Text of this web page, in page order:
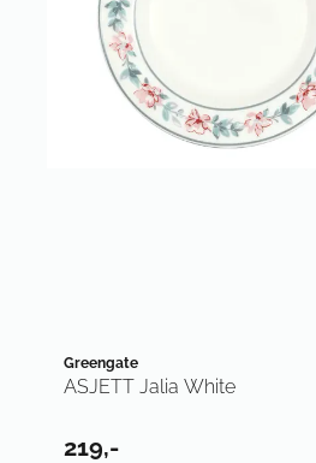
Greengate
ASJETT Jalia White
219,-